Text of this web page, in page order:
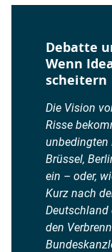
Debatte
Wenn
scheitern
Die Vision
Risse
unbedingten
Brüssel,
ein – oder,
Kurz nach
Deutschland
den